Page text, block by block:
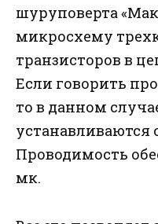
шуруповерта
микросхему
транзисторов в
Если говорить
то в данном
устанавливаются
Проводимость
мк.